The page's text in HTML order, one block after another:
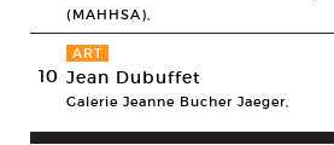
(MAHHSA),
10
ART
Jean Dubuffet
Galerie Jeanne Bucher Jaeger,